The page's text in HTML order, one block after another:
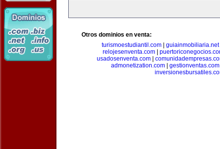
Otros dominios en venta:
turismoestudiantil.com| guiainmobiliaria.net
relojesenventa.com|
usadosenventa.com|
admonetization.com| gestionventas.com